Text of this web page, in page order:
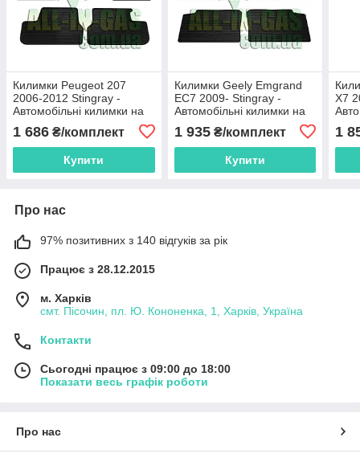
Килимки Peugeot 207
2006-2012 Stingray -
Автомобільні килимки на
1 686 ₴/комплект
Купити
Килимки Geely Emgrand
EC7 2009- Stingray -
Автомобільні килимки на
1 935₴/комплект
Купити
X7
1
Про нас
97% позитивних з 140 відгуків за рік
Працює з 28.12.2015
м. Харків
смт. Пісочин, пл. Ю. Кононенка, 1, Харків, Україна
Контакти
Сьогодні працює з 09:00 до 18:00
Показати весь графік роботи
Про нас